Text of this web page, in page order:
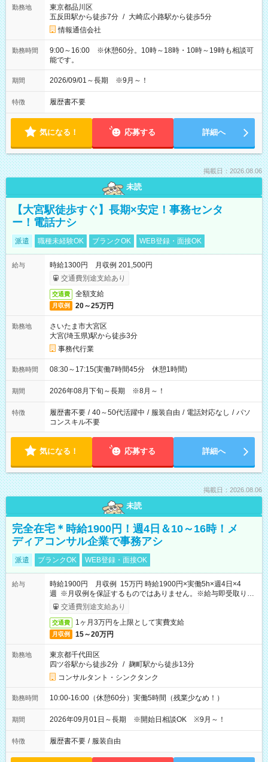
勤務地
東京都品川区
五反田駅から徒歩7分 / 大崎広小路駅から徒歩5分
情報通信会社
勤務時間
9:00～16:00 ※休憩60分。10時～18時・10時～19時も相談可
能です。
期間 2026/09/01～長期 ※9月～！
特徴 履歴書不要
気になる！ 応募する 詳細へ
掲載日：2026.08.06
未読
【大宮駅徒歩すぐ】長期×安定！事務センタ
ー！電話ナシ
派遣 職種未経験OK ブランクOK WEB登録・面接OK
給与
時給1300円 月収例 201,500円
交通費別途支給あり
交通費 全額支給
月収例 20～25万円
勤務地
さいたま市大宮区
大宮(埼玉県)駅から徒歩3分
事務代行業
勤務時間 08:30～17:15(実働7時間45分 休憩1時間)
期間 2026年08月下旬～長期 ※8月～！
特徴 履歴書不要 / 40～50代活躍中 / 服装自由 / 電話対応なし / パソ
コンスキル不要
気になる！ 応募する 詳細へ
掲載日：2026.08.06
未読
完全在宅＊時給1900円！週4日＆10～16時！メ
ディアコンサル企業で事務アシ
派遣 ブランクOK WEB登録・面接OK
給与
時給1900円 月収例 15万円 時給1900円×実働5h×週4日×4
週 ※月収例を保証するものではありません。※給与即受取りサ
ービス利用可（利用条件有）
交通費別途支給あり
交通費 1ヶ月3万円を上限として実費支給
月収例 15～20万円
勤務地
東京都千代田区
四ツ谷駅から徒歩2分 / 麹町駅から徒歩13分
コンサルタント・シンクタンク
勤務時間 10:00-16:00（休憩60分）実働5時間（残業少なめ！）
期間 2026年09月01日～長期 ※開始日相談OK ※9月～！
特徴 履歴書不要 / 服装自由